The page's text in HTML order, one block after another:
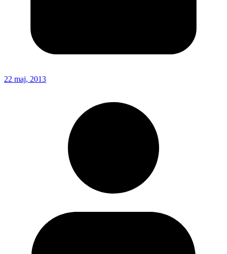
22 maj, 2013